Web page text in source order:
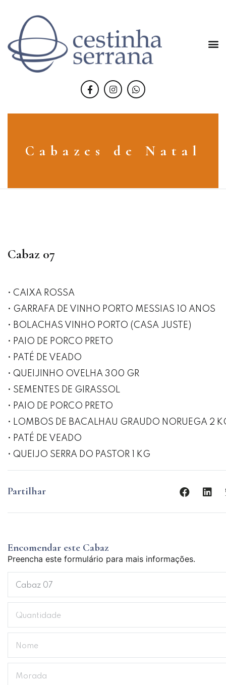
Cabazes de Natal
Cabaz 07
• CAIXA ROSSA
• GARRAFA DE VINHO PORTO MESSIAS 10 ANOS
• BOLACHAS VINHO PORTO (CASA JUSTE)
• PAIO DE PORCO PRETO
• PATÉ DE VEADO
• QUEIJINHO OVELHA 300 GR
• SEMENTES DE GIRASSOL
• PAIO DE PORCO PRETO
• LOMBOS DE BACALHAU GRAUDO NORUEGA 2
• PATÉ DE VEADO
• QUEIJO SERRA DO PASTOR 1 KG
Partilhar
Encomendar este Cabaz
Preencha este formulário para mais informações.